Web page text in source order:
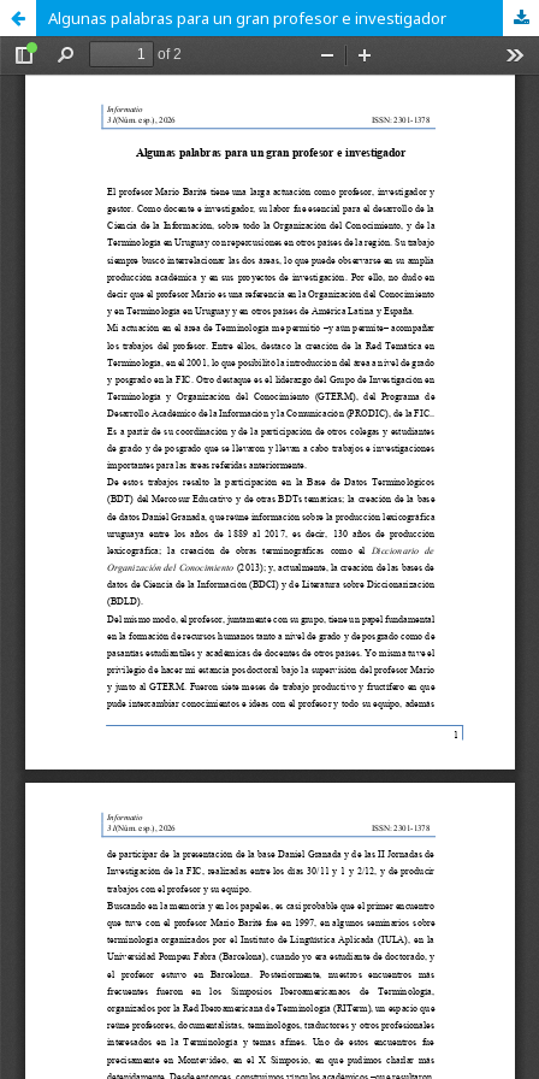
Algunas palabras para un gran profesor e investigador